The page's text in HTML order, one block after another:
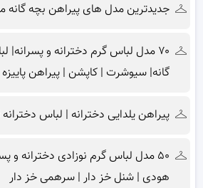
جدیدترین مدل های پیراهن بچه گانه
۷۰ مدل لباس گرم دخترانه و پسرانه|
گانه| سیوشرت | کاپشن | پیراهن پاییزه
پیراهن یلدایی دخترانه | لباس
۵۰ مدل لباس گرم نوزادی دخترانه و
هودی | شنل خز دار | سرهمی خز دار